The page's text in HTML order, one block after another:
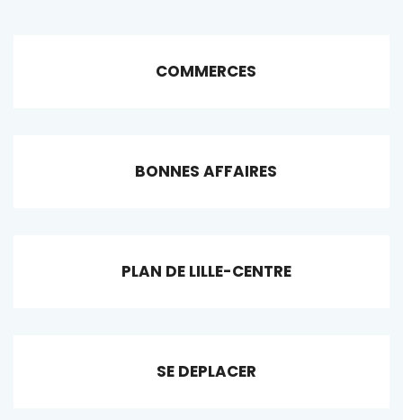
COMMERCES
BONNES AFFAIRES
PLAN DE LILLE-CENTRE
SE DEPLACER